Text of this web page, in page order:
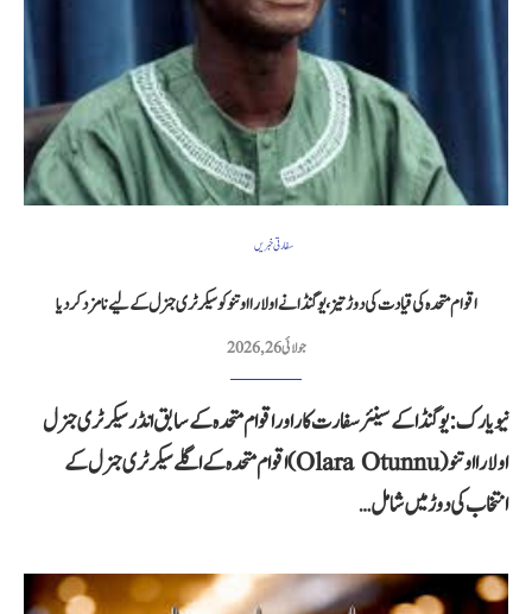
سفارتی خبریں
اقوام متحدہ کی قیادت کی دوڑ تیز، یوگنڈا نے اولارا اوتنو کو سیکرٹری جنرل کے لیے نامزد کر دیا
جولائی 26, 2026
نیویارک: یوگنڈا کے سینئر سفارت کار اور اقوام متحدہ کے سابق انڈر سیکرٹری جنرل
اولارا اوتنو (Olara Otunnu) اقوام متحدہ کے اگلے سیکرٹری جنرل کے
انتخاب کی دوڑ میں شامل…